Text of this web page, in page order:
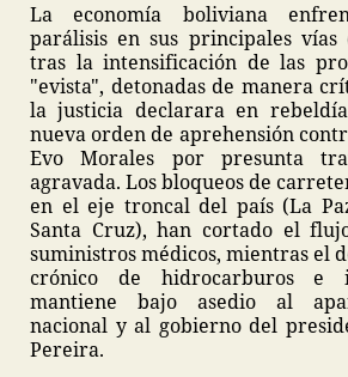
La economía boliviana
parálisis en sus principales vías
tras la intensificación de las
"evista", detonadas de manera
la justicia declarara en
nueva orden de aprehensión
Evo Morales por presunta
agravada. Los bloqueos de
en el eje troncal del país (La
Santa Cruz), han cortado el
suministros médicos, mientras el
crónico de hidrocarburos e
mantiene bajo asedio al
nacional y al gobierno del
Pereira.